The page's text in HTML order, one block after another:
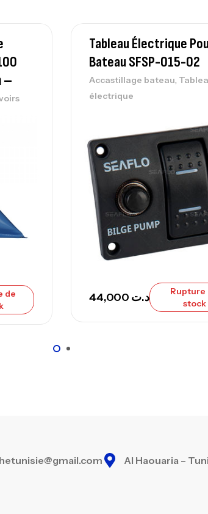
420
–
–
de
Tableau Électrique
Bateau SFSP-015-02
Accastillage bateau,
électrique
د.ت
Rupture
stock
Al Haouaria –